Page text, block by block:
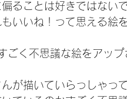
ることは好きではない
いいね！って思える絵
ごく不思議な絵をアップ
が描いていらっしゃって